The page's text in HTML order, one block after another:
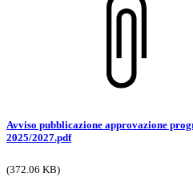
Avviso pubblicazione approvazione
2025/2027.pdf
(372.06 KB)